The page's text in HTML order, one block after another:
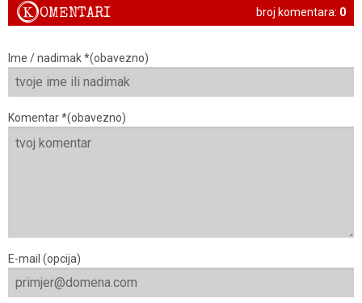
broj komentara: 0
KOMENTARI
Ime / nadimak *(obavezno)
Komentar *(obavezno)
E-mail (opcija)